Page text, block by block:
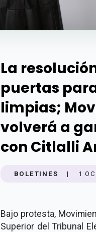
La
puertas
limpias;
volverá a
con Citlalli
BOLETINES | 1
Bajo protesta,
Superior del Tribunal